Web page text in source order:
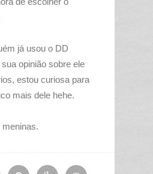
já usou o DD
opinião sobre ele
estou curiosa para
mais dele hehe.